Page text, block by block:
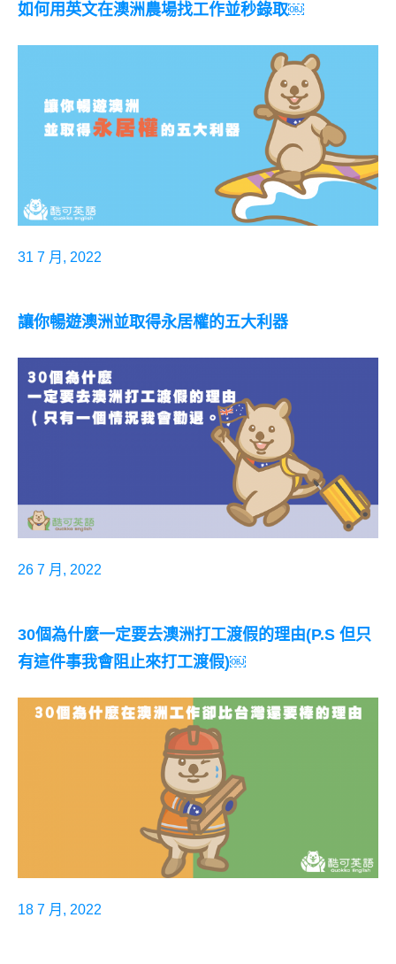
如何用英文在澳洲農場找工作並秒錄取￼
31 7 月, 2022
讓你暢遊澳洲並取得永居權的五大利器
26 7 月, 2022
30個為什麼一定要去澳洲打工渡假的理由(P.S 但只
有這件事我會阻止來打工渡假)￼
18 7 月, 2022